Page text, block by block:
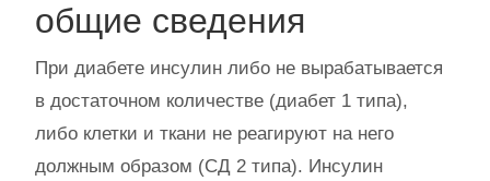
общие сведения
При диабете инсулин либо не вырабатывается
в достаточном количестве (диабет 1 типа),
либо клетки и ткани не реагируют на него
должным образом (СД 2 типа). Инсулин